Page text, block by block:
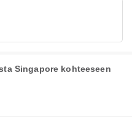
Singapore kohteeseen